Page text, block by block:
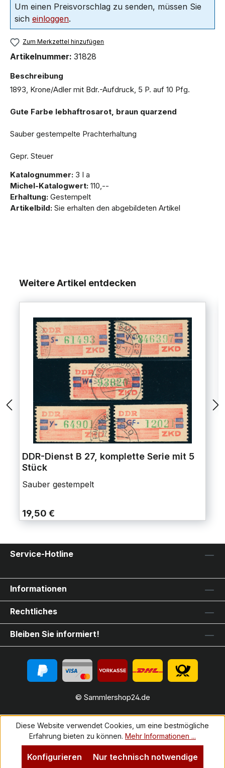
Um einen Preisvorschlag zu senden, müssen Sie
sich einloggen.
Zum Merkzettel hinzufügen
Artikelnummer: 31828
Beschreibung
1893, Krone/Adler mit Bdr.-Aufdruck, 5 P. auf 10 Pfg.
Gute Farbe lebhaftrosarot, braun quarzend
Sauber gestempelte Prachterhaltung
Gepr. Steuer
Katalognummer: 3 I a
Michel-Katalogwert: 110,--
Erhaltung: Gestempelt
Artikelbild: Sie erhalten den abgebildeten Artikel
Weitere Artikel entdecken
DDR-Dienst B 27, komplette Serie mit 5
Stück
Sauber gestempelt
19,50 €
Service-Hotline
Informationen
Rechtliches
Bleiben Sie informiert!
© Sammlershop24.de
Diese Website verwendet Cookies, um eine bestmögliche
Erfahrung bieten zu können. Mehr Informationen ...
Nur technisch notwendige
Konfigurieren